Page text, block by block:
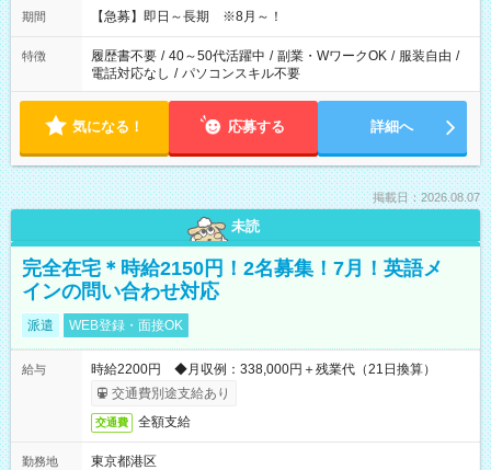
期間 【急募】即日～長期 ※8月～！
特徴 履歴書不要 / 40～50代活躍中 / 副業・WワークOK / 服装自由 /
電話対応なし / パソコンスキル不要
気になる！ 応募する 詳細へ
掲載日：2026.08.07
未読
完全在宅＊時給2150円！2名募集！7月！英語メ
インの問い合わせ対応
派遣 WEB登録・面接OK
給与
時給2200円 ◆月収例：338,000円＋残業代（21日換算）
交通費別途支給あり
交通費 全額支給
勤務地
東京都港区